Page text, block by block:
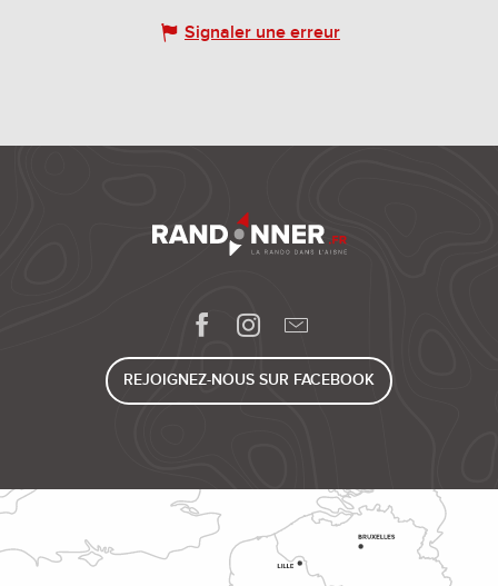
Signaler une erreur
REJOIGNEZ-NOUS SUR FACEBOOK